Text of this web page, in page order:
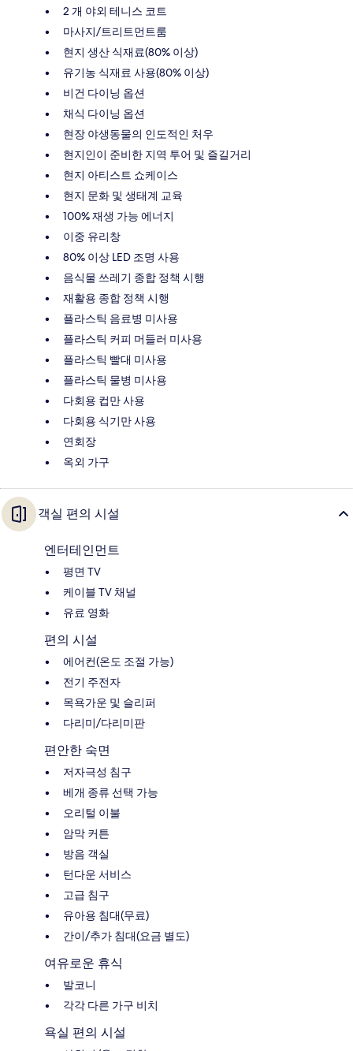
2 개 야외 테니스 코트
마사지/트리트먼트룸
현지 생산 식재료(80% 이상)
유기농 식재료 사용(80% 이상)
비건 다이닝 옵션
채식 다이닝 옵션
현장 야생동물의 인도적인 처우
현지인이 준비한 지역 투어 및 즐길거리
현지 아티스트 쇼케이스
현지 문화 및 생태계 교육
100% 재생 가능 에너지
이중 유리창
80% 이상 LED 조명 사용
음식물 쓰레기 종합 정책 시행
재활용 종합 정책 시행
플라스틱 음료병 미사용
플라스틱 커피 머들러 미사용
플라스틱 빨대 미사용
플라스틱 물병 미사용
다회용 컵만 사용
다회용 식기만 사용
연회장
옥외 가구
객실 편의 시설
엔터테인먼트
평면 TV
케이블 TV 채널
유료 영화
편의 시설
에어컨(온도 조절 가능)
전기 주전자
목욕가운 및 슬리퍼
다리미/다리미판
편안한 숙면
저자극성 침구
베개 종류 선택 가능
오리털 이불
암막 커튼
방음 객실
턴다운 서비스
고급 침구
유아용 침대(무료)
간이/추가 침대(요금 별도)
여유로운 휴식
발코니
각각 다른 가구 비치
욕실 편의 시설